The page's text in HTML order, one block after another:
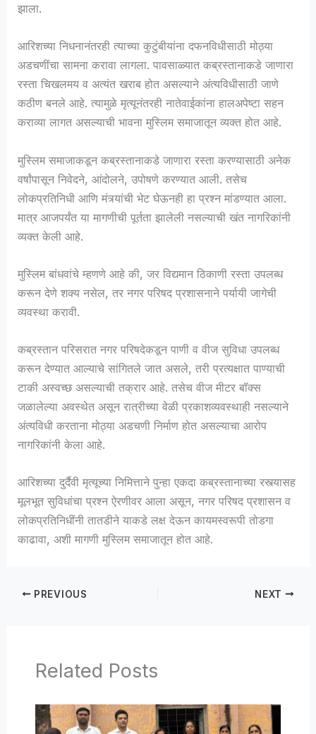
झाला.
आरिशच्या निधनानंतरही त्याच्या कुटुंबीयांना दफनविधीसाठी मोठ्या
अडचणींचा सामना करावा लागला. पावसाळ्यात कब्रस्तानाकडे जाणारा
रस्ता चिखलमय व अत्यंत खराब होत असल्याने अंत्यविधीसाठी जाणे
कठीण बनले आहे. त्यामुळे मृत्यूनंतरही नातेवाईकांना हालअपेष्टा सहन
कराव्या लागत असल्याची भावना मुस्लिम समाजातून व्यक्त होत आहे.
मुस्लिम समाजाकडून कब्रस्तानाकडे जाणारा रस्ता करण्यासाठी अनेक
वर्षांपासून निवेदने, आंदोलने, उपोषणे करण्यात आली. तसेच
लोकप्रतिनिधी आणि मंत्र्यांची भेट घेऊनही हा प्रश्न मांडण्यात आला.
मात्र आजपर्यंत या मागणीची पूर्तता झालेली नसल्याची खंत नागरिकांनी
व्यक्त केली आहे.
मुस्लिम बांधवांचे म्हणणे आहे की, जर विद्यमान ठिकाणी रस्ता उपलब्ध
करून देणे शक्य नसेल, तर नगर परिषद प्रशासनाने पर्यायी जागेची
व्यवस्था करावी.
कब्रस्तान परिसरात नगर परिषदेकडून पाणी व वीज सुविधा उपलब्ध
करून देण्यात आल्याचे सांगितले जात असले, तरी प्रत्यक्षात पाण्याची
टाकी अस्वच्छ असल्याची तक्रार आहे. तसेच वीज मीटर बॉक्स
जळालेल्या अवस्थेत असून रात्रीच्या वेळी प्रकाशव्यवस्थाही नसल्याने
अंत्यविधी करताना मोठ्या अडचणी निर्माण होत असल्याचा आरोप
नागरिकांनी केला आहे.
आरिशच्या दुर्दैवी मृत्यूच्या निमित्ताने पुन्हा एकदा कब्रस्तानाच्या रस्त्यासह
मूलभूत सुविधांचा प्रश्न ऐरणीवर आला असून, नगर परिषद प्रशासन व
लोकप्रतिनिधींनी तातडीने याकडे लक्ष देऊन कायमस्वरूपी तोडगा
काढावा, अशी मागणी मुस्लिम समाजातून होत आहे.
PREVIOUS NEXT
Related Posts